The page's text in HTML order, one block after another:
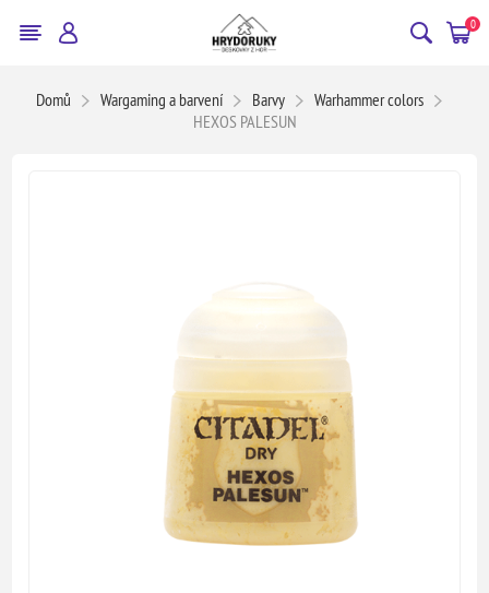
0
Domů Wargaming a barvení Barvy
Warhammer colors
HEXOS PALESUN